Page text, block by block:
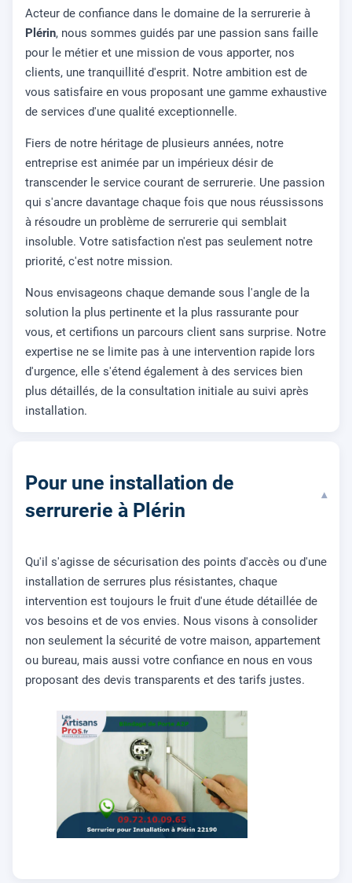
Acteur de confiance dans le domaine de la serrurerie à
Plérin, nous sommes guidés par une passion sans faille
pour le métier et une mission de vous apporter, nos
clients, une tranquillité d'esprit. Notre ambition est de
vous satisfaire en vous proposant une gamme exhaustive
de services d'une qualité exceptionnelle.
Fiers de notre héritage de plusieurs années, notre
entreprise est animée par un impérieux désir de
transcender le service courant de serrurerie. Une passion
qui s'ancre davantage chaque fois que nous réussissons
à résoudre un problème de serrurerie qui semblait
insoluble. Votre satisfaction n'est pas seulement notre
priorité, c'est notre mission.
Nous envisageons chaque demande sous l'angle de la
solution la plus pertinente et la plus rassurante pour
vous, et certifions un parcours client sans surprise. Notre
expertise ne se limite pas à une intervention rapide lors
d'urgence, elle s'étend également à des services bien
plus détaillés, de la consultation initiale au suivi après
installation.
Pour une installation de
serrurerie à Plérin
▾
Qu'il s'agisse de sécurisation des points d'accès ou d'une
installation de serrures plus résistantes, chaque
intervention est toujours le fruit d'une étude détaillée de
vos besoins et de vos envies. Nous visons à consolider
non seulement la sécurité de votre maison, appartement
ou bureau, mais aussi votre confiance en nous en vous
proposant des devis transparents et des tarifs justes.